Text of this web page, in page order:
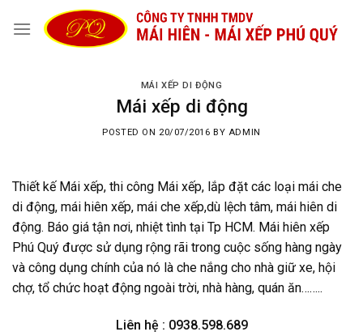
MÁI XẾP DI ĐỘNG
Mái xếp di động
POSTED ON 20/07/2016 BY ADMIN
Thiết kế Mái xếp, thi công Mái xếp, lắp đặt các loại mái che
di động, mái hiên xếp, mái che xếp,dù lệch tâm, mái hiên di
động. Báo giá tận nơi, nhiệt tình tại Tp HCM. Mái hiên xếp
Phú Quý được sử dụng rộng rãi trong cuộc sống hàng ngày
và công dụng chính của nó là che nắng cho nhà giữ xe, hội
chợ, tổ chức hoạt động ngoài trời, nhà hàng, quán ăn……..
Liên hệ : 0938.598.689